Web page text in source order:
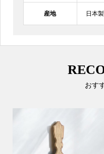
産地 日本
おす